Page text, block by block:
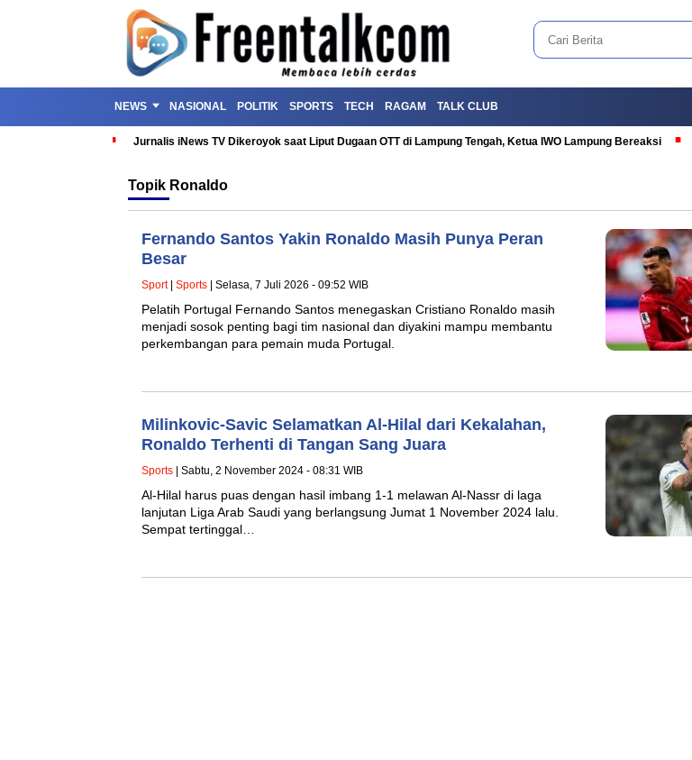
NEWS NASIONAL POLITIK SPORTS TECH RAGAM TALK CLUB
Jurnalis iNews TV Dikeroyok saat Liput Dugaan OTT di Lampung Tengah, Ketua IWO Lampung Bereaksi
Topik Ronaldo
Fernando Santos Yakin Ronaldo Masih Punya Peran
Besar
Sport| Sports | Selasa, 7 Juli 2026 - 09:52 WIB
Pelatih Portugal Fernando Santos menegaskan Cristiano Ronaldo masih
menjadi sosok penting bagi tim nasional dan diyakini mampu membantu
perkembangan para pemain muda Portugal.
Milinkovic-Savic Selamatkan Al-Hilal dari Kekalahan,
Ronaldo Terhenti di Tangan Sang Juara
Sports | Sabtu, 2 November 2024 - 08:31 WIB
Al-Hilal harus puas dengan hasil imbang 1-1 melawan Al-Nassr di laga
lanjutan Liga Arab Saudi yang berlangsung Jumat 1 November 2024 lalu.
Sempat tertinggal…